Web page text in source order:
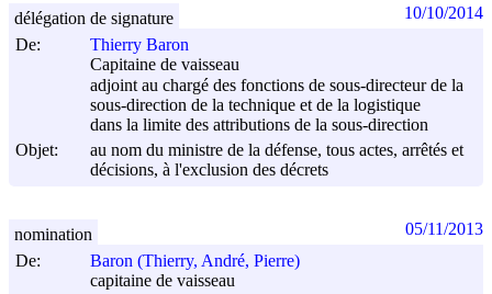
De:
Thierry Baron
Capitaine de vaisseau
adjoint au chargé des fonctions de sous-directeur de la
sous-direction de la technique et de la logistique
dans la limite des attributions de la sous-direction
Objet:
au nom du ministre de la défense, tous actes, arrêtés et
décisions, à l'exclusion des décrets
délégation de signature 10/10/2014
De:
Baron (Thierry, André, Pierre)
capitaine de vaisseau
nomination 05/11/2013